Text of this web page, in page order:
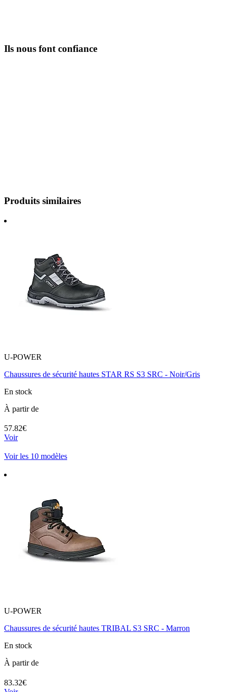
Ils nous font confiance
Produits similaires
U-POWER
Chaussures de sécurité hautes STAR RS S3 SRC - Noir/Gris
En stock
À partir de
57.82€
Voir
Voir les 10 modèles
U-POWER
Chaussures de sécurité hautes TRIBAL S3 SRC - Marron
En stock
À partir de
83.32€